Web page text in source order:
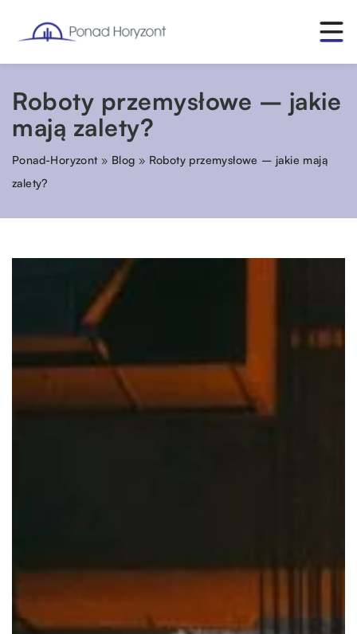
Roboty przemysłowe – jakie
mają zalety?
Ponad-Horyzont» Blog » Roboty przemysłowe – jakie mają
zalety?